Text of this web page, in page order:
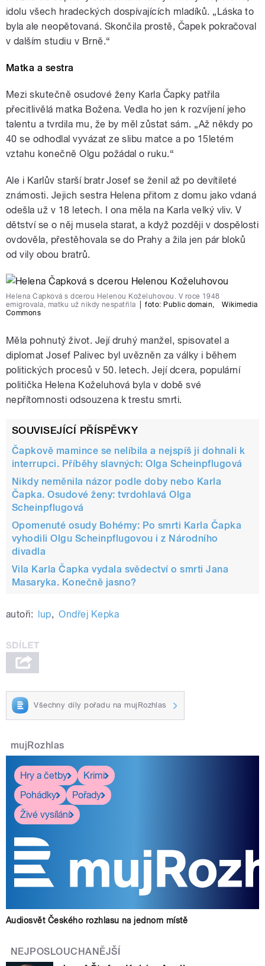
idolu všech hradeckých dospívajících mladíků. „Láska to
byla ale neopětovaná. Skončila prostě, Čapek pokračoval
v dalším studiu v Brně.“
Matka a sestra
Mezi skutečně osudové ženy Karla Čapky patřila
přecitlivělá matka Božena. Vedla ho jen k rozvíjení jeho
talentu a tvrdila mu, že by měl zůstat sám. „Až někdy po
40 se odhodlal vyvázat ze slibu matce a po 15letém
vztahu konečně Olgu požádal o ruku.“
Ale i Karlův starší bratr Josef se ženil až po devítileté
známosti. Jejich sestra Helena přitom z domu jako vdaná
odešla už v 18 letech. I ona měla na Karla velký vliv. V
dětství se o něj musela starat, a když později v dospělosti
ovdověla, přestěhovala se do Prahy a žila jen pár bloků
od vily obou bratrů.
Helena Čapková s dcerou Helenou Koželuhovou. V roce 1948
emigrovala, matku už nikdy nespatřila
foto:Public domain ,Wikimedia
Commons
Měla pohnutý život. Její druhý manžel, spisovatel a
diplomat Josef Palivec byl uvězněn za války i během
politických procesů v 50. letech. Její dcera, populární
politička Helena Koželuhová byla v době své
nepřítomnosti odsouzena k trestu smrti.
SOUVISEJÍCÍ PŘÍSPĚVKY
Čapkově mamince se nelíbila a nejspíš ji dohnali k
interrupci. Příběhy slavných: Olga Scheinpflugová
Nikdy neměnila názor podle doby nebo Karla
Čapka. Osudové ženy: tvrdohlavá Olga
Scheinpflugová
Opomenuté osudy Bohémy: Po smrti Karla Čapka
vyhodili Olgu Scheinpflugovou i z Národního
divadla
Vila Karla Čapka vydala svědectví o smrti Jana
Masaryka. Konečně jasno?
autoři: lup, Ondřej Kepka
Všechny díly pořadu na mujRozhlas
mujRozhlas
Hry a četby
Krimi
Pohádky
Pořady
Živé vysílání
Audiosvět Českého rozhlasu na jednom místě
NEJPOSLOUCHANĚJŠÍ